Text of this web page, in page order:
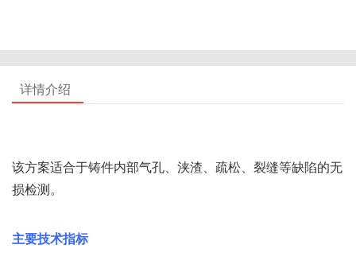
详情介绍
该方案适合于铸件内部气孔、浃渣、疏松、裂缝等缺陷的无
损检测。
主要技术指标